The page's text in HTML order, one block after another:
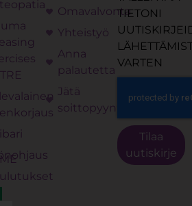
Omavalvonta
Yhteistyö
Anna
palautetta
Jätä
soittopyyntö
TIETONI
VARTEN
Tilaa
uutiskirje